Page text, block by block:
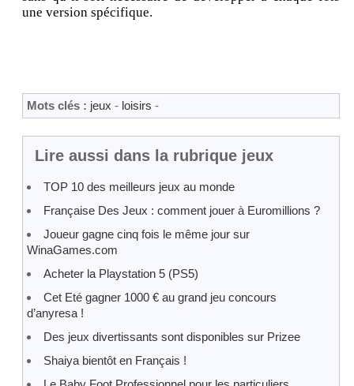
une version spécifique.
Mots clés : jeux - loisirs -
Lire aussi dans la rubrique jeux
TOP 10 des meilleurs jeux au monde
Française Des Jeux : comment jouer à Euromillions ?
Joueur gagne cinq fois le même jour sur
WinaGames.com
Acheter la Playstation 5 (PS5)
Cet Eté gagner 1000 € au grand jeu concours
d’anyresa !
Des jeux divertissants sont disponibles sur Prizee
Shaiya bientôt en Français !